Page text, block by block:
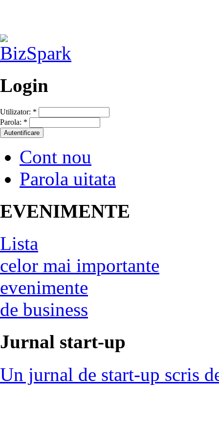
Login
Utilizator: *
Parola: *
Cont nou
Parola uitata
EVENIMENTE
Lista
celor mai importante
evenimente
de business
Jurnal start-up
Un jurnal de start-up scris